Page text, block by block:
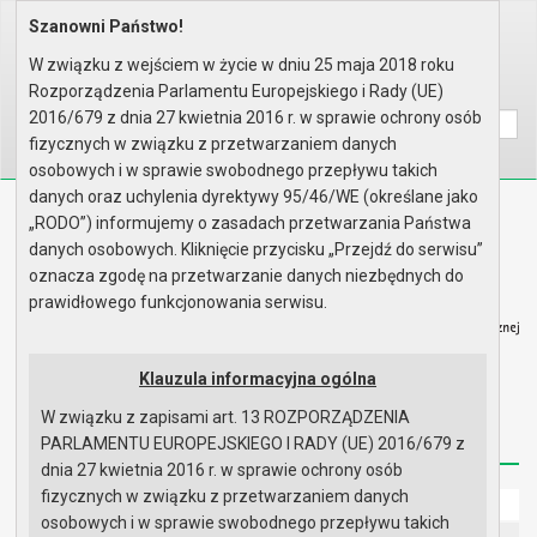
Home Organy Rada Miejska
Wyszukaj na stronie:
A AA
Biuletyn Informacji Publicznej
Urząd Miasta i Gminy w Gryfinie
Redakcja Instrukcja korzystania Dostępność
Strona główna
Szanowni Państwo!
W związku z wejściem w życie w dniu 25 maja 2018 roku
Rozporządzenia Parlamentu Europejskiego i Rady (UE)
2016/679 z dnia 27 kwietnia 2016 r. w sprawie ochrony osób
fizycznych w związku z przetwarzaniem danych
osobowych i w sprawie swobodnego przepływu takich
danych oraz uchylenia dyrektywy 95/46/WE (określane jako
„RODO”) informujemy o zasadach przetwarzania Państwa
danych osobowych. Kliknięcie przycisku „Przejdź do serwisu”
oznacza zgodę na przetwarzanie danych niezbędnych do
prawidłowego funkcjonowania serwisu.
Klauzula informacyjna ogólna
W związku z zapisami art. 13 ROZPORZĄDZENIA
PARLAMENTU EUROPEJSKIEGO I RADY (UE) 2016/679 z
dnia 27 kwietnia 2016 r. w sprawie ochrony osób
fizycznych w związku z przetwarzaniem danych
osobowych i w sprawie swobodnego przepływu takich